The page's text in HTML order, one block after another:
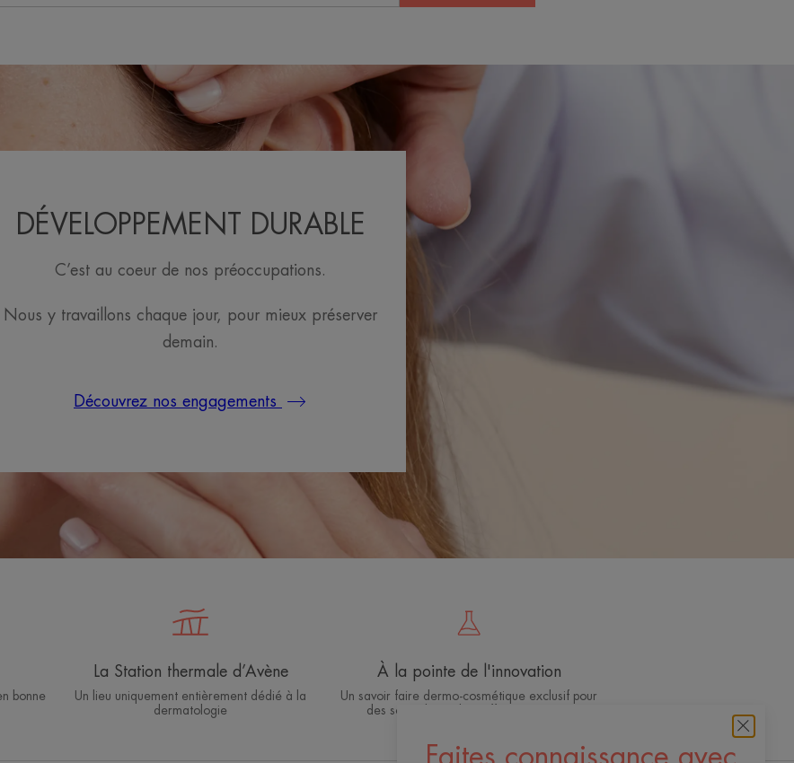
DÉVELOPPEMENT DURABLE
C’est au coeur de nos préoccupations.
Nous y travaillons chaque jour, pour mieux préserver
demain.
Découvrez nos engagements
bonne
La Station thermale d’Avène
Un lieu uniquement entièrement dédié à la
dermatologie
À la pointe de l'innovation
Un savoir faire dermo-cosmétique exclusif pour
des soins de qualité, efficaces et sûrs